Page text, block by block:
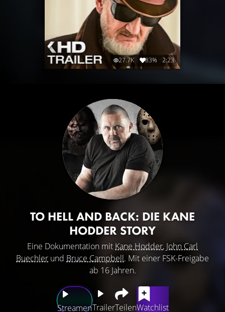
27.7K 83% 2:23
TO HELL AND BACK: DIE KANE
HODDER STORY
Eine Dokumentation mit Kane Hodder, John Carl
Buechler und Bruce Campbell. Mit einer FSK-Freigabe
ab 16 Jahren.
StreamenTrailerTeilenWatchlist